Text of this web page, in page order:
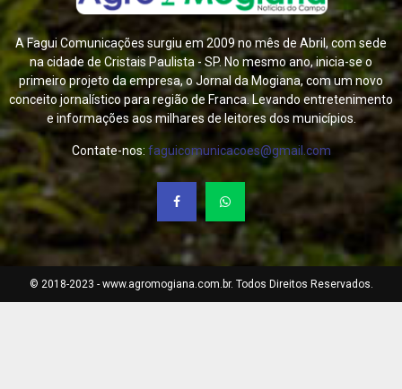
A Fagui Comunicações surgiu em 2009 no mês de Abril, com sede
na cidade de Cristais Paulista - SP. No mesmo ano, inicia-se o
primeiro projeto da empresa, o Jornal da Mogiana, com um novo
conceito jornalístico para região de Franca. Levando entretenimento
e informações aos milhares de leitores dos municípios.
Contate-nos: faguicomunicacoes@gmail.com
© 2018-2023 - www.agromogiana.com.br. Todos Direitos Reservados.